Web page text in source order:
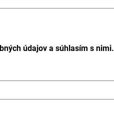
údajov a súhlasím s nimi.